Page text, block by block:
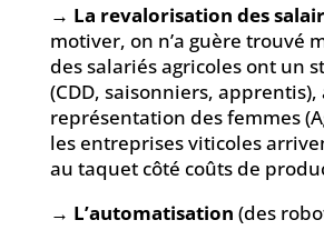
→ La revalorisation des
motiver, on n’a guère trouvé
des salariés agricoles ont un
(CDD, saisonniers, apprentis),
représentation des femmes
les entreprises viticoles
au taquet côté coûts de
→ L’automatisation (des